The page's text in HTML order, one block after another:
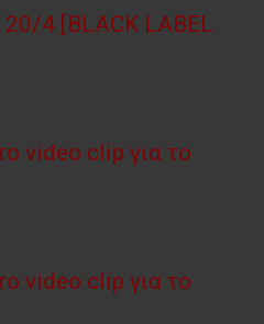
4 [BLACK LABEL
video clip για το
video clip για το